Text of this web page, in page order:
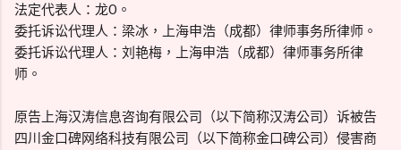
法定代表人：龙O。
委托诉讼代理人：梁冰，上海申浩（成都）律师事务所律师。
委托诉讼代理人：刘艳梅，上海申浩（成都）律师事务所律
师。
原告上海汉涛信息咨询有限公司（以下简称汉涛公司）诉被告
四川金口碑网络科技有限公司（以下简称金口碑公司）侵害商